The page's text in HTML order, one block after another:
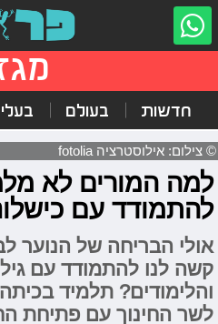
חדשות בעולם
© צילום: אילוסטרציה fotolia
למה המורים לא
להתמודד עם
אולי הבריחה של הנוער
קשה לנו להתמודד עם
והלימודים? תלמיד
לשר החינוך עם פתיחת